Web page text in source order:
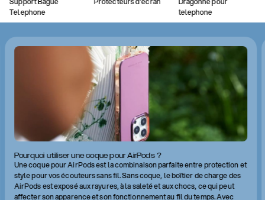
Telephone
telephone
Pourquoi utiliser une coque pour AirPods ?
Une coque pour AirPods est la combinaison parfaite entre protection et
style pour vos écouteurs sans fil. Sans coque, le boîtier de charge des
AirPods est exposé aux rayures, à la saleté et aux chocs, ce qui peut
affecter son apparence et son fonctionnement au fil du temps. Avec